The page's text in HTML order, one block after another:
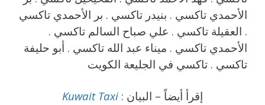
الأحمدي تاكسي . بنيدر تاكسي . بر الأحمدي تاكسي
. العقيلة تاكسي . علي صباح السالم تاكسي .
الأحمدي تاكسي . ميناء عبد الله تاكسي . أبو حليفة
تاكسي . تاكسي في الجليعة الكويت
إقرأ أيضاً – البيان : Kuwait Taxi